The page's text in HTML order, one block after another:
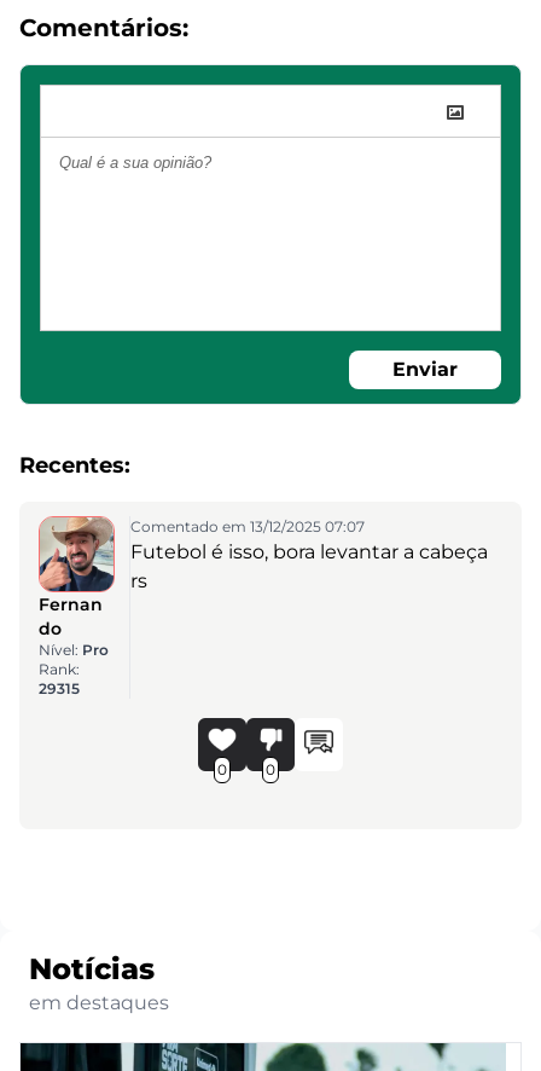
Comentários:
Enviar
Recentes:
Fernan
do
Nível: Pro
Rank:
29315
Comentado em 13/12/2025 07:07
Futebol é isso, bora levantar a cabeça
rs
0 0
Notícias
em destaques